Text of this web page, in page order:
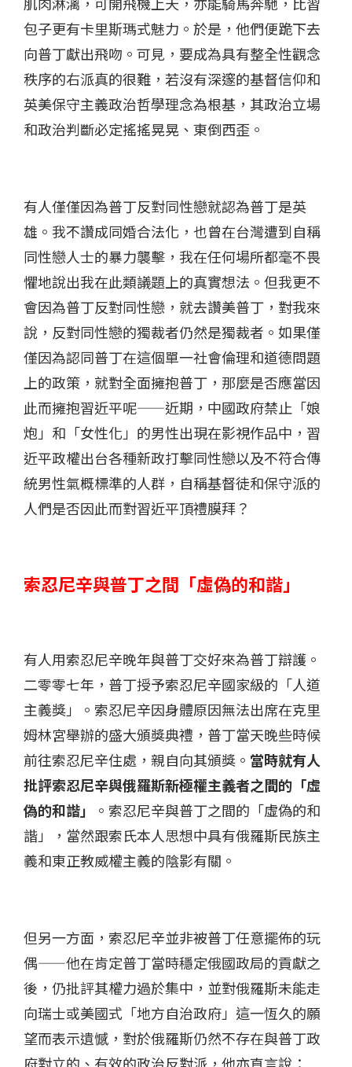
包子更有卡里斯瑪式魅力。於是，他們便跪下去
向普丁獻出飛吻。可見，要成為具有整全性觀念
秩序的右派真的很難，若沒有深邃的基督信仰和
英美保守主義政治哲學理念為根基，其政治立場
和政治判斷必定搖搖晃晃、東倒西歪。
有人僅僅因為普丁反對同性戀就認為普丁是英
雄。我不讚成同婚合法化，也曾在台灣遭到自稱
同性戀人士的暴力襲擊，我在任何場所都毫不畏
懼地說出我在此類議題上的真實想法。但我更不
會因為普丁反對同性戀，就去讚美普丁，對我來
說，反對同性戀的獨裁者仍然是獨裁者。如果僅
僅因為認同普丁在這個單一社會倫理和道德問題
上的政策，就對全面擁抱普丁，那麼是否應當因
此而擁抱習近平呢——近期，中國政府禁止「娘
炮」和「女性化」的男性出現在影視作品中，習
近平政權出台各種新政打擊同性戀以及不符合傳
統男性氣概標準的人群，自稱基督徒和保守派的
人們是否因此而對習近平頂禮膜拜？
索忍尼辛與普丁之間「虛偽的和諧」
有人用索忍尼辛晚年與普丁交好來為普丁辯護。
二零零七年，普丁授予索忍尼辛國家級的「人道
主義獎」。索忍尼辛因身體原因無法出席在克里
姆林宮舉辦的盛大頒獎典禮，普丁當天晚些時候
前往索忍尼辛住處，親自向其頒獎。 當時就有人
批評索忍尼辛與俄羅斯新極權主義者之間的「虛
偽的和諧」
。索忍尼辛與普丁之間的「虛偽的和
諧」，當然跟索氏本人思想中具有俄羅斯民族主
義和東正教威權主義的陰影有關。
但另一方面，索忍尼辛並非被普丁任意擺佈的玩
偶——他在肯定普丁當時穩定俄國政局的貢獻之
後，仍批評其權力過於集中，並對俄羅斯未能走
向瑞士或美國式「地方自治政府」這一恆久的願
望而表示遺憾，對於俄羅斯仍然不存在與普丁政
府對立的、有效的政治反對派，他亦直言說：